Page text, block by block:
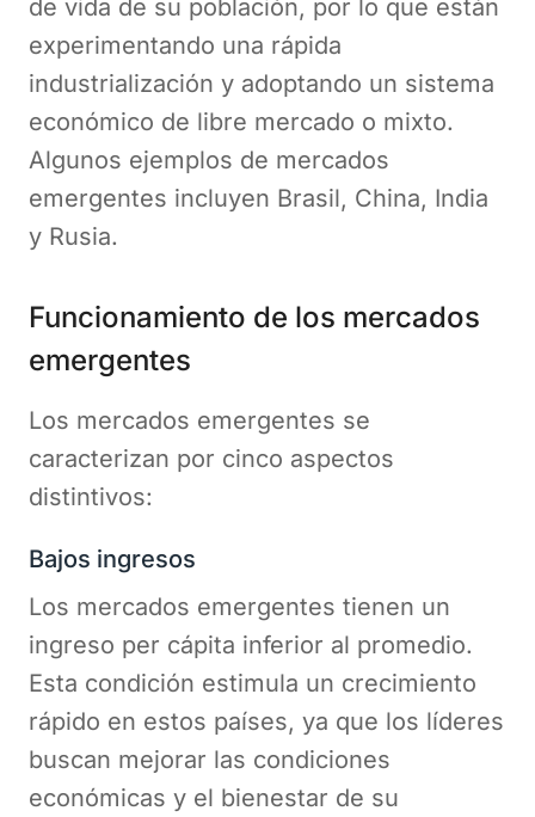
de vida de su población, por lo que están
experimentando una rápida
industrialización y adoptando un sistema
económico de libre mercado o mixto.
Algunos ejemplos de mercados
emergentes incluyen Brasil, China, India
y Rusia.
Funcionamiento de los mercados
emergentes
Los mercados emergentes se
caracterizan por cinco aspectos
distintivos:
Bajos ingresos
Los mercados emergentes tienen un
ingreso per cápita inferior al promedio.
Esta condición estimula un crecimiento
rápido en estos países, ya que los líderes
buscan mejorar las condiciones
económicas y el bienestar de su